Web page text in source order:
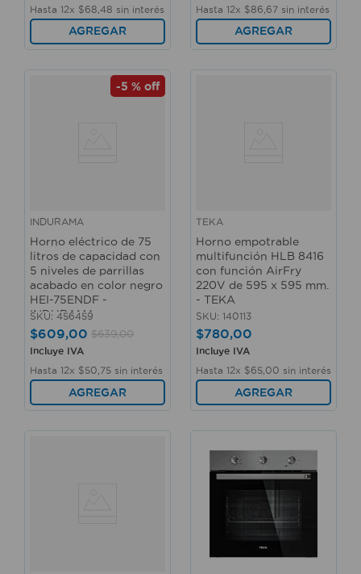
Hasta 12x $68 48 sin interés
AGREGAR
Hasta 12x $86 67 sin interés
AGREGAR
-5 % off
INDURAMA
Horno eléctrico de 75
litros de capacidad con
5 niveles de parrillas
acabado en color negro
HEI-75ENDF -
INDURAMA
SKU: 456459
$609,00 $639,00
Incluye IVA
Hasta 12x $50 75 sin interés
AGREGAR
TEKA
Horno empotrable
multifunción HLB 8416
con función AirFry
220V de 595 x 595 mm.
- TEKA
SKU: 140113
$780,00
Incluye IVA
Hasta 12x $65 00 sin interés
AGREGAR